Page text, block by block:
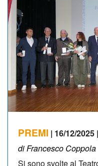
ALBI D'ORO
NEWSLETTER
PREMI | 16/12/2025
di Francesco Coppola
Si sono svolte al